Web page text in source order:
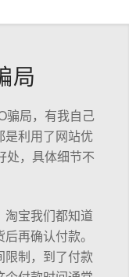
局
骗局，有我自己
是利用了网站优
处，具体细节不
淘宝我们都知道
再确认付款。
制，到了付款